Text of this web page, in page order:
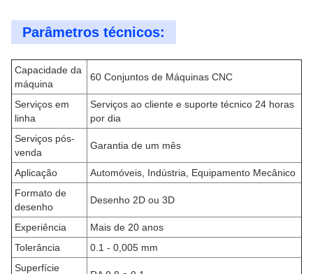
Parâmetros técnicos:
Capacidade da
máquina
60 Conjuntos de Máquinas CNC
Serviços em
linha
Serviços ao cliente e suporte técnico 24 horas
por dia
Serviços pós-
venda
Garantia de um mês
Aplicação
Automóveis, Indústria, Equipamento Mecânico
Formato de
desenho
Desenho 2D ou 3D
Experiência
Mais de 20 anos
Tolerância
0.1 - 0,005 mm
Superfície